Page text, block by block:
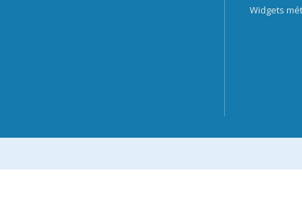
Widgets